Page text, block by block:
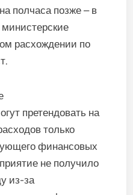
полчаса позже – в
расхождении по
претендовать на
только
финансовых
не получило
из-за